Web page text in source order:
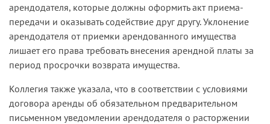
арендодателя, которые должны оформить акт приема-
передачи и оказывать содействие друг другу. Уклонение
арендодателя от приемки арендованного имущества
лишает его права требовать внесения арендной платы за
период просрочки возврата имущества.
Коллегия также указала, что в соответствии с условиями
договора аренды об обязательном предварительном
письменном уведомлении арендодателя о расторжении